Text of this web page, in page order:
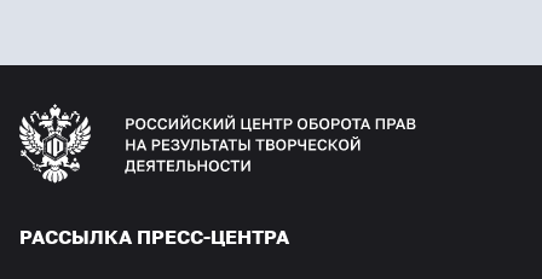
РАССЫЛКА ПРЕСС-ЦЕНТРА